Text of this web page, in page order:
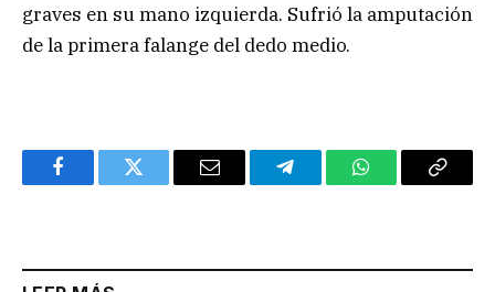
graves en su mano izquierda. Sufrió la amputación
de la primera falange del dedo medio.
FacebookTwitter Email TelegramWhatsAppCopy